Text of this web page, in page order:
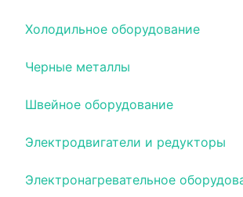
Холодильное оборудование
Черные металлы
Швейное оборудование
Электродвигатели и редукторы
Электронагревательное